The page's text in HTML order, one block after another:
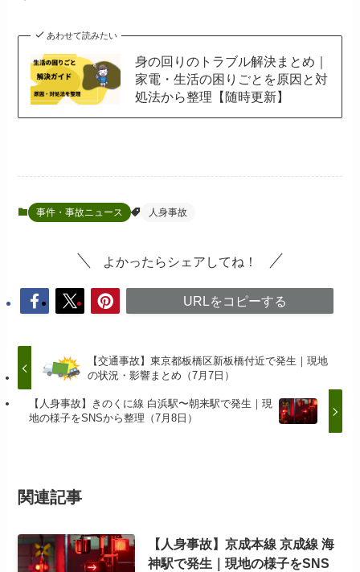
あわせて読みたい
身の回りのトラブル解決まとめ｜
家電・生活の困りごとを原因と対
処法から整理【随時更新】
事件・事故ニュース 人身事故
よかったらシェアしてね！
URLをコピーする
【交通事故】東京都板橋区新板橋付近で発生｜現地
の状況・影響まとめ（7月7日）
【人身事故】きのくに線 白浜駅〜朝来駅で発生｜現
地の様子をSNSから整理（7月8日）
関連記事
【人身事故】京成本線 京成線 海
神駅で発生｜現地の様子をSNS